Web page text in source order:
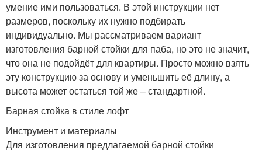
умение ими пользоваться. В этой инструкции нет
размеров, поскольку их нужно подбирать
индивидуально. Мы рассматриваем вариант
изготовления барной стойки для паба, но это не значит,
что она не подойдёт для квартиры. Просто можно взять
эту конструкцию за основу и уменьшить её длину, а
высота может остаться той же – стандартной.
Барная стойка в стиле лофт
Инструмент и материалы
Для изготовления предлагаемой барной стойки